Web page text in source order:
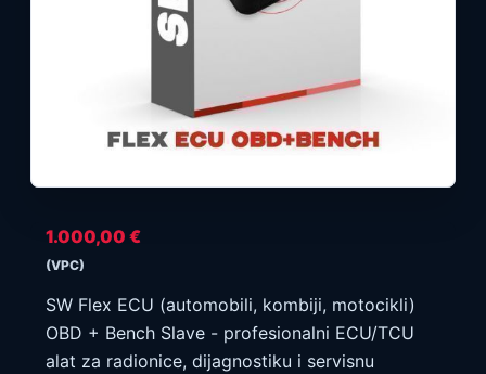
1.000,00 €
(VPC)
SW Flex ECU (automobili, kombiji, motocikli)
OBD + Bench Slave - profesionalni ECU/TCU
alat za radionice, dijagnostiku i servisnu